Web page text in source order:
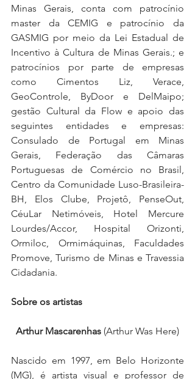
Minas Gerais, conta com patrocínio
master da CEMIG e patrocínio da
GASMIG por meio da Lei Estadual de
Incentivo à Cultura de Minas Gerais.; e
patrocínios por parte de empresas
como Cimentos Liz, Verace,
GeoControle, ByDoor e DelMaipo;
gestão Cultural da Flow e apoio das
seguintes entidades e empresas:
Consulado de Portugal em Minas
Gerais, Federação das Câmaras
Portuguesas de Comércio no Brasil,
Centro da Comunidade Luso-Brasileira-
BH, Elos Clube, Projetô, PenseOut,
CéuLar Netimóveis, Hotel Mercure
Lourdes/Accor, Hospital Orizonti,
Ormiloc, Ormimáquinas, Faculdades
Promove, Turismo de Minas e Travessia
Cidadania.
Sobre os artistas
Arthur Mascarenhas (Arthur Was Here)
Nascido em 1997, em Belo Horizonte
(MG), é artista visual e professor de